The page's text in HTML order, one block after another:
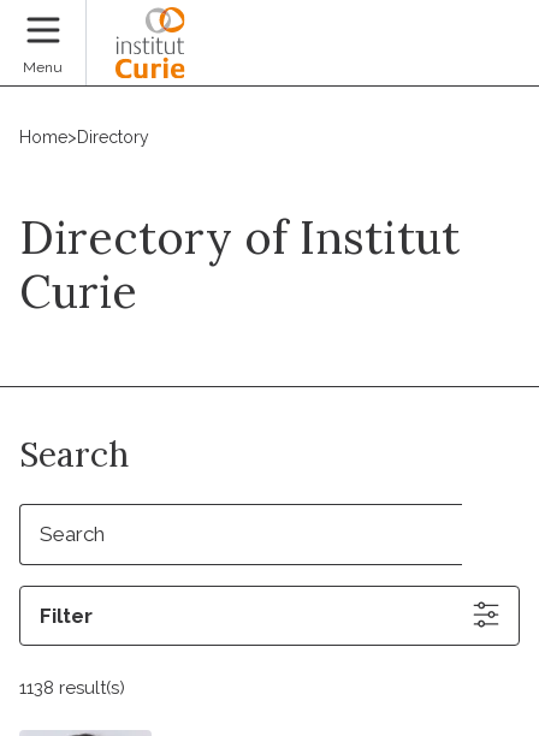
Menu
Home>Directory
Directory of Institut
Curie
Search
Filter
1138 result(s)